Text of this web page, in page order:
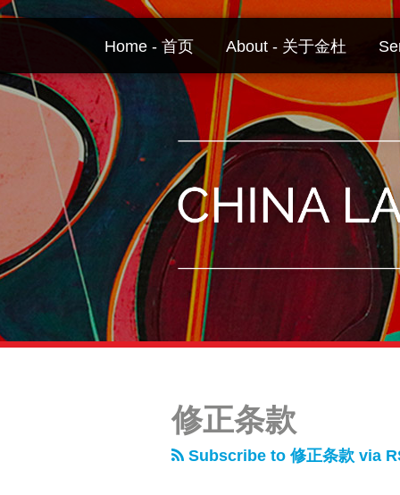
Skip
Home - 首页 About - 关于金杜
修正条款
Subscribe to 修正条款 via